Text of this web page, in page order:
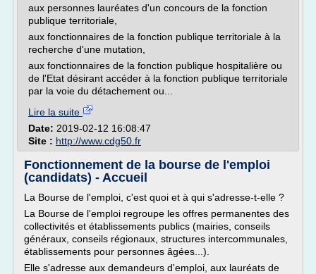
aux personnes lauréates d'un concours de la fonction
publique territoriale,
aux fonctionnaires de la fonction publique territoriale à la
recherche d'une mutation,
aux fonctionnaires de la fonction publique hospitalière ou
de l'Etat désirant accéder à la fonction publique territoriale
par la voie du détachement ou...
Lire la suite
Date: 2019-02-12 16:08:47
Site : http://www.cdg50.fr
Fonctionnement de la bourse de l'emploi
(candidats) - Accueil
La Bourse de l'emploi, c'est quoi et à qui s'adresse-t-elle ?
La Bourse de l'emploi regroupe les offres permanentes des
collectivités et établissements publics (mairies, conseils
généraux, conseils régionaux, structures intercommunales,
établissements pour personnes âgées...).
Elle s'adresse aux demandeurs d'emploi, aux lauréats de